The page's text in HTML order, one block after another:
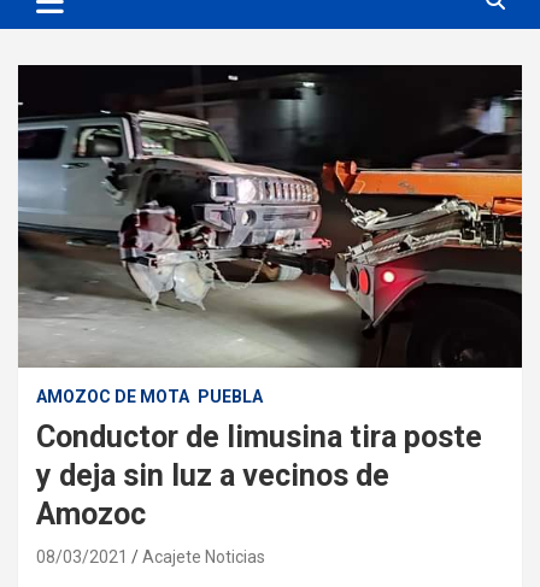
AMOZOC DE MOTA PUEBLA
Conductor de limusina tira poste
y deja sin luz a vecinos de
Amozoc
08/03/2021 Acajete Noticias